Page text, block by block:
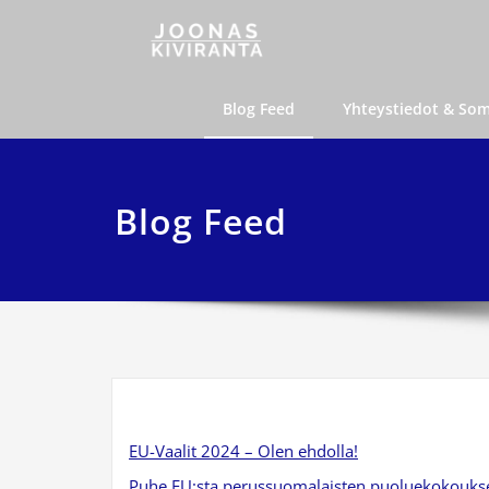
Blog Feed Yhteystiedot &
Blog Feed
EU-Vaalit 2024 – Olen ehdolla!